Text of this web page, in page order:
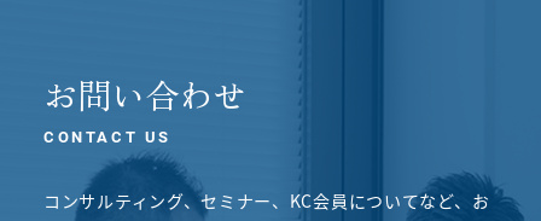
お問い合わせ
CONTACT US
コンサルティング、セミナー、KC会員についてなど、 お